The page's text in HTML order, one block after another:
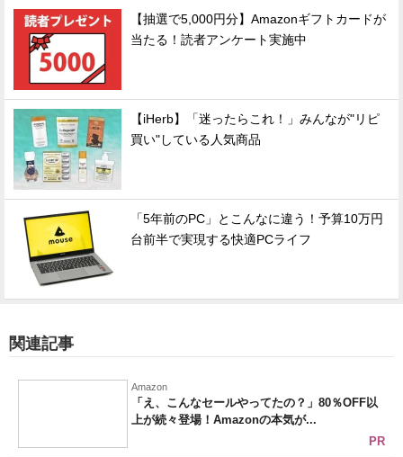
【抽選で5,000円分】Amazonギフトカードが
当たる！読者アンケート実施中
【iHerb】「迷ったらこれ！」みんなが"リピ
買い"している人気商品
「5年前のPC」とこんなに違う！予算10万円
台前半で実現する快適PCライフ
関連記事
Amazon
「え、こんなセールやってたの？」80％OFF以
上が続々登場！Amazonの本気が...
PR